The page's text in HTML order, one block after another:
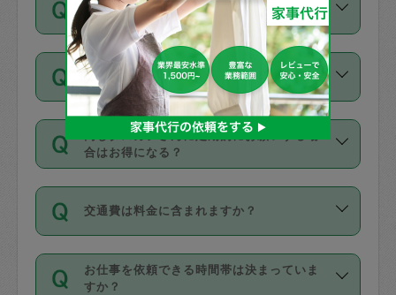
超えて依頼したい場合は、延長機能をご
利用ください。機能をご利用いただくに
は、タスカジさんに事前に相談し、合意
の上事前申請することが必要です。な
お、3時間を下回っても、値引き等はござ
いません。
価格はどうやって決まっていますか？
11種類の価格帯の中からタスカジさん自
身が価格を選んで設定しています。
タスカジさんの価格設定には最初は制限
があり、レビュー件数、レビューの平均
値、などで除々に設定可能な最高額が上
がっていく仕組みになっています。
支払い方法を教えてください
お支払方法はクレジットカード（Visa／
Master／JCB／AMERICAN EXPRESS／
Diners Club）のみとなります。
を行う際にご入力ください。プロフィー
ル登録時にはご入力いただかなくても大
丈夫です。
デビットカード・プリペイドカード（Vプ
同じタスカジさんに定期的にお願いする場
合はお得になる？
依頼には「スポット」と「定期（毎週｜
隔週）」があり、「定期」の依頼は「ス
ポット」よりお得な料金でご利用できま
す。
定期の最低利用回数は設けていない代わ
交通費は料金に含まれますか？
交通費は依頼料金とは別途発生し、依頼
料金のご請求と合わせてお支払いとなり
お仕事を依頼できる時間帯は決まっていま
すか？